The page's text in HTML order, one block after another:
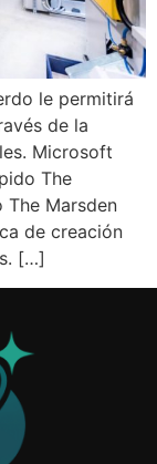
le permitirá
de la
Microsoft
The
The Marsden
de creación
[…]